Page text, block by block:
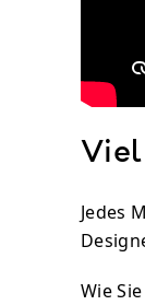
Jedes
Wie